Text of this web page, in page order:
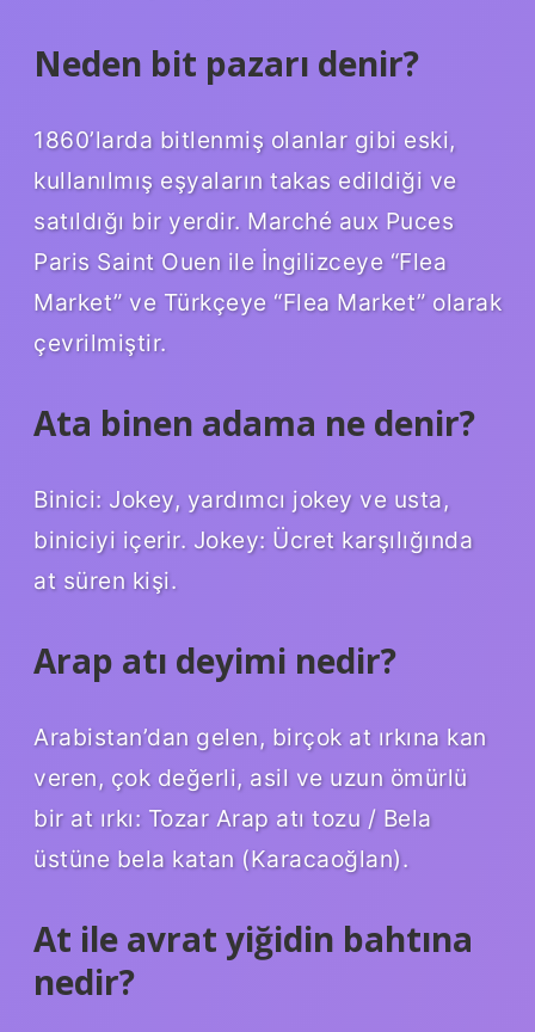
Neden bit pazarı denir?
1860’larda bitlenmiş olanlar gibi eski,
kullanılmış eşyaların takas edildiği ve
satıldığı bir yerdir. Marché aux Puces
Paris Saint Ouen ile İngilizceye “Flea
Market” ve Türkçeye “Flea Market” olarak
çevrilmiştir.
Ata binen adama ne denir?
Binici: Jokey, yardımcı jokey ve usta,
biniciyi içerir. Jokey: Ücret karşılığında
at süren kişi.
Arap atı deyimi nedir?
Arabistan’dan gelen, birçok at ırkına kan
veren, çok değerli, asil ve uzun ömürlü
bir at ırkı: Tozar Arap atı tozu / Bela
üstüne bela katan (Karacaoğlan).
At ile avrat yiğidin bahtına
nedir?